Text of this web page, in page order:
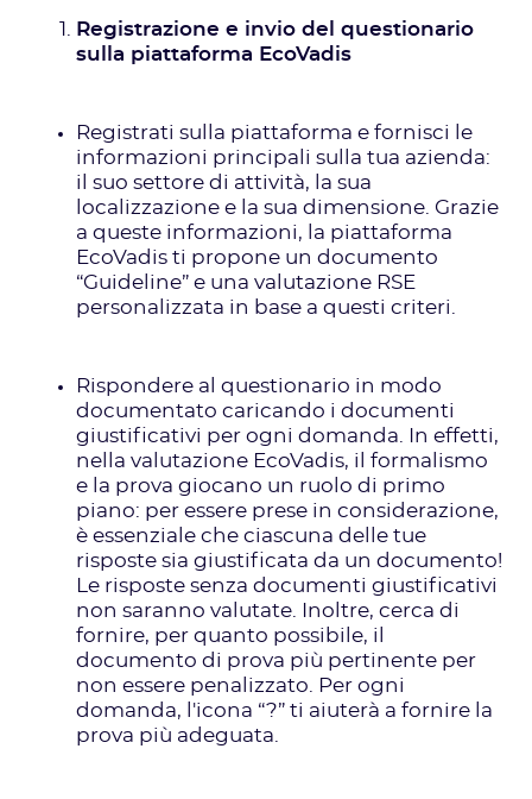
Registrazione e invio del questionario
sulla piattaforma EcoVadis
Registrati sulla piattaforma e fornisci le
informazioni principali sulla tua azienda:
il suo settore di attività, la sua
localizzazione e la sua dimensione. Grazie
a queste informazioni, la piattaforma
EcoVadis ti propone un documento
“Guideline” e una valutazione RSE
personalizzata in base a questi criteri.
Rispondere al questionario in modo
documentato caricando i documenti
giustificativi per ogni domanda. In effetti,
nella valutazione EcoVadis, il formalismo
e la prova giocano un ruolo di primo
piano: per essere prese in considerazione,
è essenziale che ciascuna delle tue
risposte sia giustificata da un documento!
Le risposte senza documenti giustificativi
non saranno valutate. Inoltre, cerca di
fornire, per quanto possibile, il
documento di prova più pertinente per
non essere penalizzato. Per ogni
domanda, l'icona “?” ti aiuterà a fornire la
prova più adeguata.